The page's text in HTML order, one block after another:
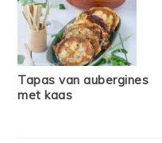
Tapas van aubergines
met kaas